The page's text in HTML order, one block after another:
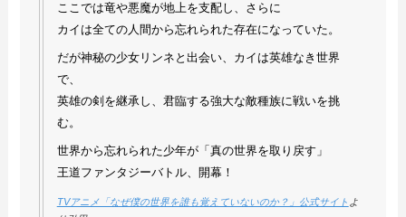
ここでは竜や悪魔が地上を支配し、さらに
カイは全ての人間から忘れられた存在になっていた。
だが神秘の少女リンネと出会い、カイは英雄なき世界
で、
英雄の剣を継承し、君臨する強大な敵種族に戦いを挑
む。
世界から忘れられた少年が「真の世界を取り戻す」
王道ファンタジーバトル、開幕！
TVアニメ「なぜ僕の世界を誰も覚えていないのか？」公式サイト よ